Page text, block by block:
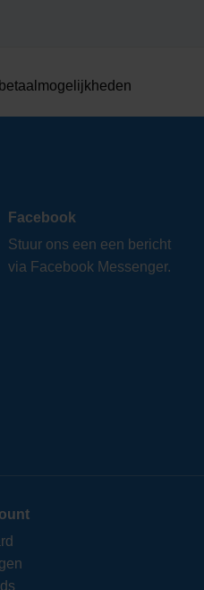
Facebook
Stuur ons een een bericht
via Facebook Messenger.